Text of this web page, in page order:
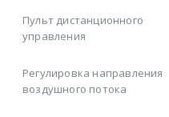
Пульт дистанционного
управления
Регулировка направления
воздушного потока